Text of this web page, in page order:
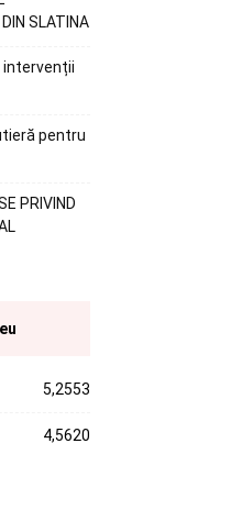
SLATINA
intervenții
pentru
PRIVIND
5,2553
4,5620